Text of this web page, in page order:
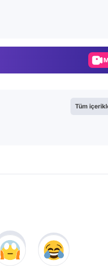
Tüm